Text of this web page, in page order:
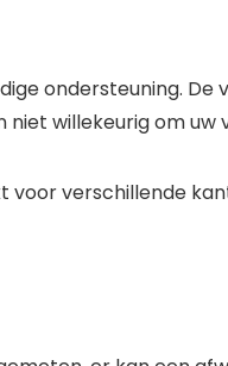
ondersteuning.
willekeurig om
verschillende